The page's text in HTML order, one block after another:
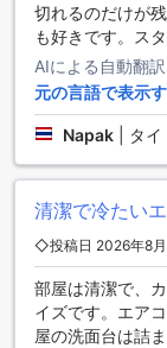
ラチャプルエッ
グ施設
ラチャプルエッ
しいダイニング
ランがあり、美
しており、幅広
毎日のハウスキ
潔で快適な環境
エックパビリオ
ラチャプルック
切れるのだけが
も好きです。ス
AIによる自動翻訳
元の言語で表示
Napak タ
清潔で冷たい
◇投稿日 2026年8
部屋は清潔で、
イズです。エア
屋の洗面台は詰